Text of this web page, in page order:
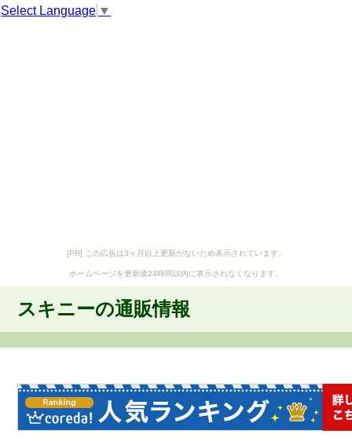
Select Language ▼
[PR] この広告は3ヶ月以上更新がないため表示されています。
ホームページを更新後24時間以内に表示されなくなります。
スキニーの通販情報